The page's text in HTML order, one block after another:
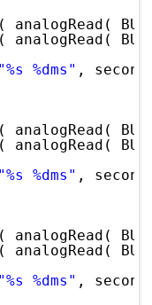
"%s %dms" ,
"%s %dms" ,
"%s %dms" ,